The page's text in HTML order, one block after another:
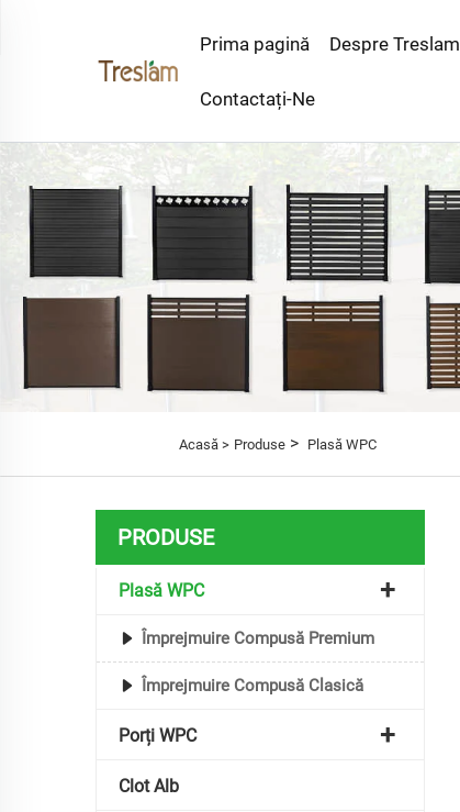
Prima pagină Despre Treslam
Contactați-Ne
Acasă > Produse> Plasă WPC
PRODUSE
Plasă WPC
Împrejmuire Compusă Premium
Împrejmuire Compusă Clasică
Porți WPC
Clot Alb